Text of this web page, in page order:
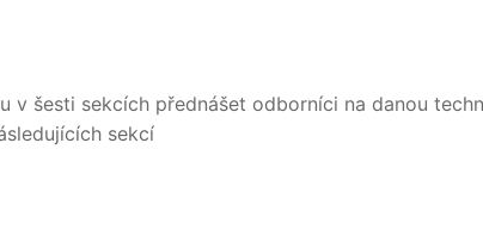
v šesti sekcích přednášet odborníci na danou
sekcí